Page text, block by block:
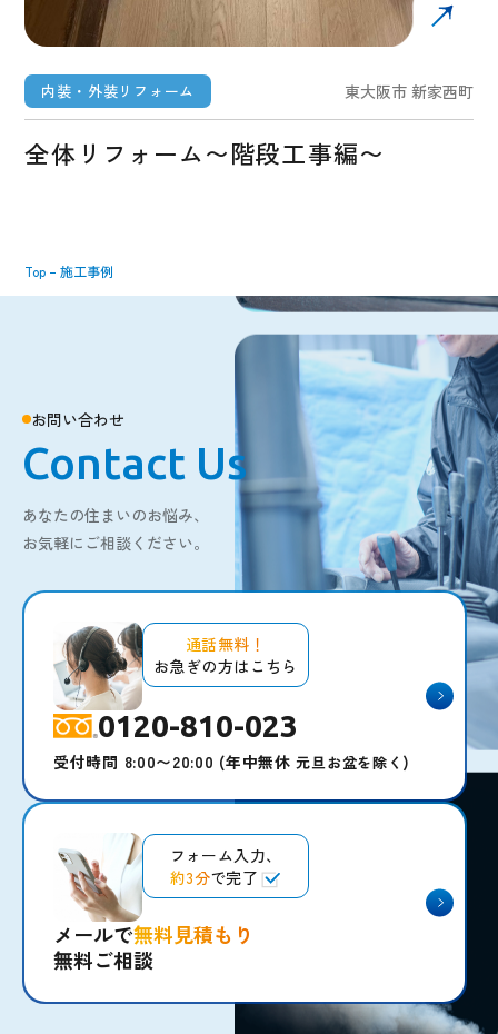
内装・外装リフォーム 東大阪市 新家西町
全体リフォーム〜階段工事編〜
Top –施工事例
お問い合わせ
Contact Us
あなたの住まいのお悩み、
お気軽にご相談ください。
通話無料！
お急ぎの方はこちら
0120-810-023
受付時間 8:00〜20:00 (年中無休元旦お盆を除く )
フォーム入力、
約3分で完了
メールで無料見積もり
無料ご相談